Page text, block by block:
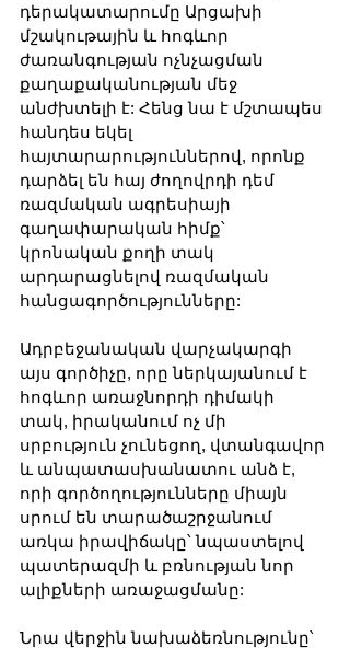
դերակատարումը Արցախի
մշակութային և հոգևոր
ժառանգության ոչնչացման
քաղաքականության մեջ
անժխտելի է: Հենց նա է մշտապես
հանդես եկել
հայտարարություններով, որոնք
դարձել են հայ ժողովրդի դեմ
ռազմական ագրեսիայի
գաղափարական հիմք՝
կրոնական քողի տակ
արդարացնելով ռազմական
հանցագործությունները:
Ադրբեջանական վարչակարգի
այս գործիչը, որը ներկայանում է
հոգևոր առաջնորդի դիմակի
տակ, իրականում ոչ մի
սրբություն չունեցող, վտանգավոր
և անպատասխանատու անձ է,
որի գործողությունները միայն
սրում են տարածաշրջանում
առկա իրավիճակը՝ նպաստելով
պատերազմի և բռնության նոր
ալիքների առաջացմանը:
Նրա վերջին նախաձեռնությունը՝